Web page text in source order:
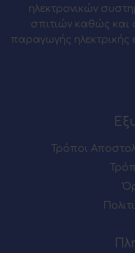
ηλεκτρονικών
σπιτιών καθώς
παραγωγής ηλεκτρικής
Τρόποι